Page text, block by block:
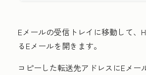
Eメールの受信トレイに移動して、
るEメールを開きます。
コピーした転送先アドレスにEメー